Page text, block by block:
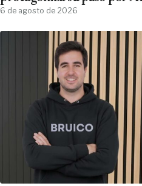
6 de agosto de 2026